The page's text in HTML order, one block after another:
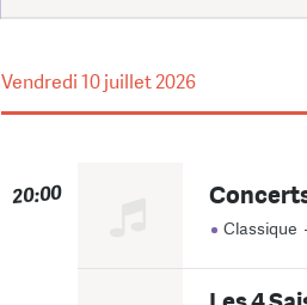
Vendredi10 juillet 2026
20:00
Classique